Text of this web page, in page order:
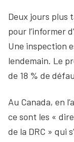
Deux jours plus
pour l’informer
Une inspection
lendemain. Le
de 18 % de
Au Canada, en
ce sont les «
de la DRC » qui